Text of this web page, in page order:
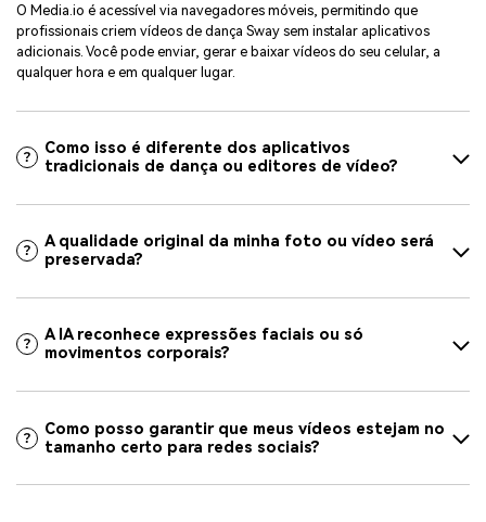
O Media.io é acessível via navegadores móveis, permitindo que
profissionais criem vídeos de dança Sway sem instalar aplicativos
adicionais. Você pode enviar, gerar e baixar vídeos do seu celular, a
qualquer hora e em qualquer lugar.
Como isso é diferente dos aplicativos
tradicionais de dança ou editores de vídeo?
A qualidade original da minha foto ou vídeo será
preservada?
A IA reconhece expressões faciais ou só
movimentos corporais?
Como posso garantir que meus vídeos estejam no
tamanho certo para redes sociais?